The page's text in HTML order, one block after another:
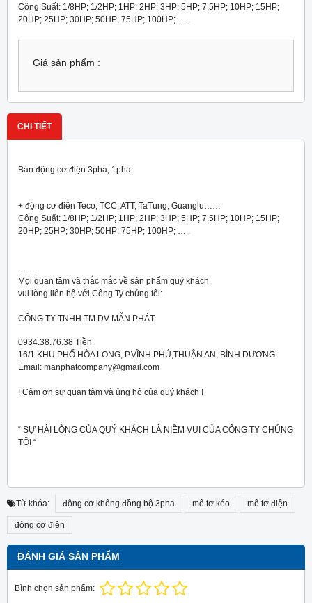
Công Suất: 1/8HP; 1/2HP; 1HP; 2HP; 3HP; 5HP; 7.5HP; 10HP; 15HP;
20HP; 25HP; 30HP; 50HP; 75HP; 100HP; …..
Giá sản phẩm :
CHI TIẾT
Bán động cơ điện 3pha, 1pha
+ động cơ điện Teco; TCC; ATT; TaTung; Guanglu……
Công Suất: 1/8HP; 1/2HP; 1HP; 2HP; 3HP; 5HP; 7.5HP; 10HP; 15HP;
20HP; 25HP; 30HP; 50HP; 75HP; 100HP; …..
Mọi quan tâm và thắc mắc về sản phẩm quý khách
vui lòng liên hệ với Công Ty chúng tôi:
CÔNG TY TNHH TM DV MẪN PHÁT
0934.38.76.38 Tiền
16/1 KHU PHỐ HÒA LONG, P.VĨNH PHÚ,THUẬN AN, BÌNH DƯƠNG
Email: manphatcompany@gmail.com
! Cảm ơn sự quan tâm và ủng hộ của quý khách !
“ SỰ HÀI LÒNG CỦA QUÝ KHÁCH LÀ NIỀM VUI CỦA CÔNG TY CHÚNG
TÔI “
Từ khóa: động cơ không đồng bộ 3pha mô tơ kéo mô tơ điện
động cơ điện
ĐÁNH GIÁ SẢN PHẨM
Bình chọn sản phẩm: